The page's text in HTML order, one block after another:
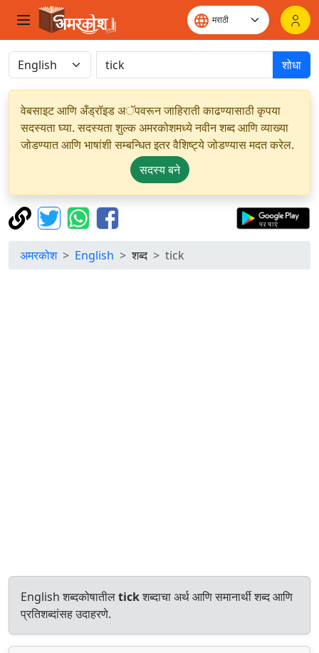
शोधा
वेबसाइट आणि अँड्रॉइड अॅपवरून जाहिराती काढण्यासाठी कृपया
सदस्यता घ्या. सदस्यता शुल्क अमरकोशमध्ये नवीन शब्द आणि व्याख्या
जोडण्यात आणि भाषांशी सम्बन्धित इतर वैशिष्ट्ये जोडण्यास मदत करेल.
सदस्य बने
अमरकोश English शब्द tick
English शब्दकोषातीलtickशब्दाचा अर्थ आणि समानार्थी शब्द आणि
प्रतिशब्दांसह उदाहरणे.